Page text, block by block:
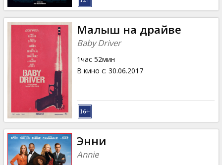
Малыш на драйве
Baby Driver
1час 52мин
В кино с: 30.06.2017
Энни
Annie